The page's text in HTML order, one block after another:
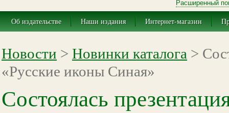
Расширенный
Об издательстве Наши издания Интернет-магазин
Новости > Новинки каталога >
«Русские иконы Синая»
Состоялась